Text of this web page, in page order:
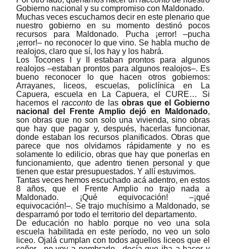
Gobierno nacional y su compromiso con Maldonado.
Muchas veces escuchamos decir en este plenario que
nuestro gobierno en su momento destinó pocos
recursos para Maldonado. Pucha ¡error! –pucha
¡error!– no reconocer lo que vino. Se habla mucho de
realojos, claro que sí, los hay y los habrá.
Los Tocones I y II estaban prontos para algunos
realojos –estaban prontos para algunos realojos–. Es
bueno reconocer lo que hacen otros gobiernos:
Arrayanes, liceos, escuelas, policlínica en La
Capuera, escuela en La Capuera, el CURE… Si
hacemos elracconto de las obras que el Gobierno
nacional del Frente Amplio dejó en Maldonado,
son obras que no son solo una vivienda, sino obras
que hay que pagar y, después, hacerlas funcionar,
donde estaban los recursos planificados. Obras que
parece que nos olvidamos rápidamente y no es
solamente lo edilicio, obras que hay que ponerlas en
funcionamiento, que adentro tienen personal y que
tienen que estar presupuestados. Y allí estuvimos.
Tantas veces hemos escuchado acá adentro, en estos
8 años, que el Frente Amplio no trajo nada a
Maldonado. ¡Qué equivocación! –¡qué
equivocación!–. Se trajo muchísimo a Maldonado, se
desparramó por todo el territorio del departamento.
De educación no hablo porque no veo una sola
escuela habilitada en este período, no veo un solo
liceo. Ojalá cumplan con todos aquellos liceos que el